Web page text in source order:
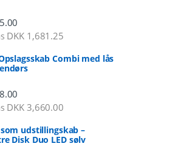
DKK 1,681.25
Combi med lås
DKK 3,660.00
udstillingskab –
Disk Duo LED sølv